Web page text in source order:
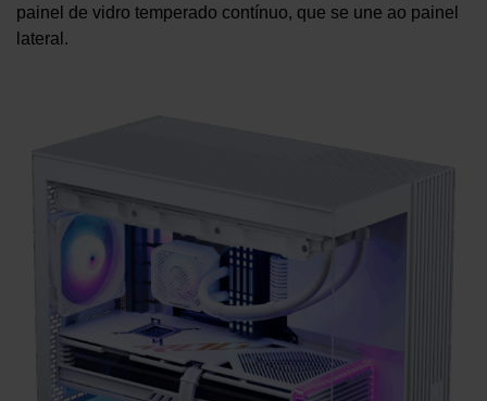
painel de vidro temperado contínuo, que se une ao painel
lateral.